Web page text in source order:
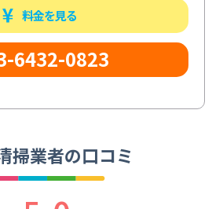
料金を見る
6432-0823
掃業者の口コミ